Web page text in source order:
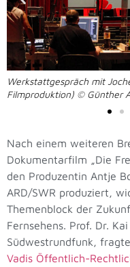
Werkstattgespräch mit
Filmproduktion) © Günther
Nach einem weiteren
Dokumentarfilm „Die
den Produzentin Antje
ARD/SWR produziert,
Themenblock der
Fernsehens. Prof. Dr.
Südwestrundfunk,
Vadis Öffentlich-